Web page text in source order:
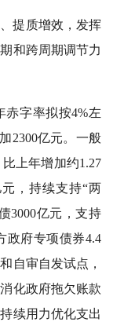
提质增效，发挥
和跨周期调节力
赤字率拟按4%左
2300亿元。一般
上年增加约1.27
，持续支持“两
3000亿元，支持
政府专项债券4.4
自审自发试点，
化政府拖欠账款
续用力优化支出